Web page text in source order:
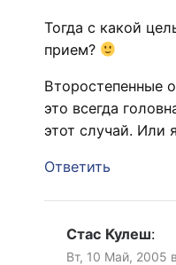
Тогда с какой
прием?
Второстепенные
это всегда
этот случай. Или
Ответить
Стас Кулеш:
Вт, 10 Май, 2005